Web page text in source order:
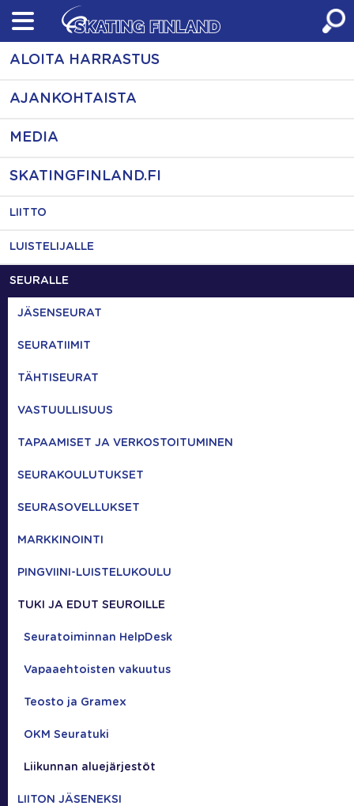
Skip
content
ALOITA HARRASTUS
AJANKOHTAISTA
MEDIA
SKATINGFINLAND.FI
LIITTO
LUISTELIJALLE
SEURALLE
JÄSENSEURAT
SEURATIIMIT
TÄHTISEURAT
VASTUULLISUUS
TAPAAMISET JA VERKOSTOITUMINEN
SEURAKOULUTUKSET
SEURASOVELLUKSET
MARKKINOINTI
PINGVIINI-LUISTELUKOULU
TUKI JA EDUT SEUROILLE
Seuratoiminnan HelpDesk
Vapaaehtoisten vakuutus
Teosto ja Gramex
OKM Seuratuki
Liikunnan aluejärjestöt
LIITON JÄSENEKSI